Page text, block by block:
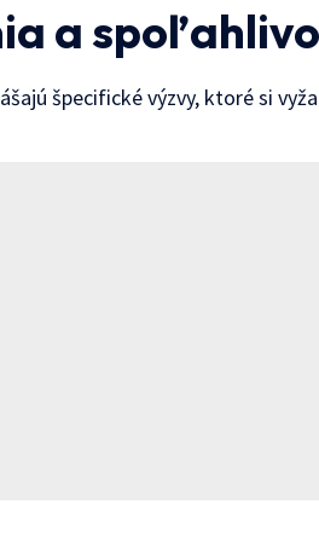
a
špecifické výzvy, ktoré si